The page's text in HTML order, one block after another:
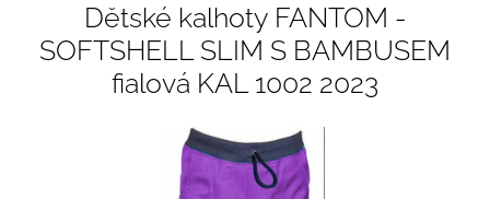
Dětské kalhoty FANTOM -
SOFTSHELL SLIM S BAMBUSEM
fialová KAL 1002 2023